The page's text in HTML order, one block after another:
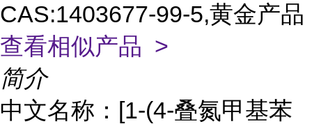
CAS:1403677-99-5,黄金产品
查看相似产品 >
简介
中文名称：[1-(4-叠氮甲基苯